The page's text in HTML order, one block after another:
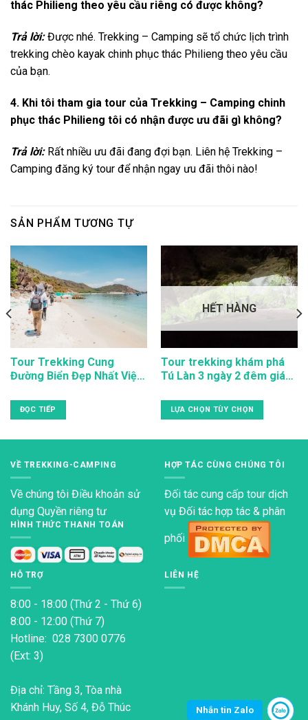
thác Philieng theo yêu cầu riêng có được không?
Trả lời: Được nhé. Trekking – Camping sẽ tổ chức lịch trình
trekking chèo kayak chinh phục thác Philieng theo yêu cầu
của bạn.
4. Khi tôi tham gia tour của Trekking – Camping chinh
phục thác Philieng tôi có nhận được ưu đãi gì không?
Trả lời:Rất nhiều ưu đãi đang đợi bạn. Liên hệ Trekking –
Camping đăng ký tour để nhận ngay ưu đãi thôi nào!
SẢN PHẨM TƯƠNG TỰ
Tour Trekking Cung
Đường Biển Đẹp Nhất Việt
ĐỌC TIẾP
HẾT HÀNG
Tour trekking khám phá
Tú Làn 3 ngày 2 đêm giá
LỰA CHỌN TÙY CHỌN
phẩm
có
biến
thể.
tùy
có
thể
VỀ TREKKING-CAMPING
Về chúng tôi Điều khoản sử
dụng Quyền riêng tư
HÌNH THỨC THANH TOÁN
HỢP TÁC CÙNG CHÚNG TÔI
Đối tác cung cấp tour dịch
vụ Đối tác hợp tác & phân
phối
HỖ TRỢ
8:00 - 18:00 (Thứ 2 - Thứ 6)
8:00 - 12:00 (Thứ 7)
Hotline: 028 7300 0776
(Ext: 3)
Địa chỉ: Tầng 3, Tòa nhà
Khánh Huy, Số 4, Đỗ Thúc
LIÊN HỆ
Nhắn tin Zalo